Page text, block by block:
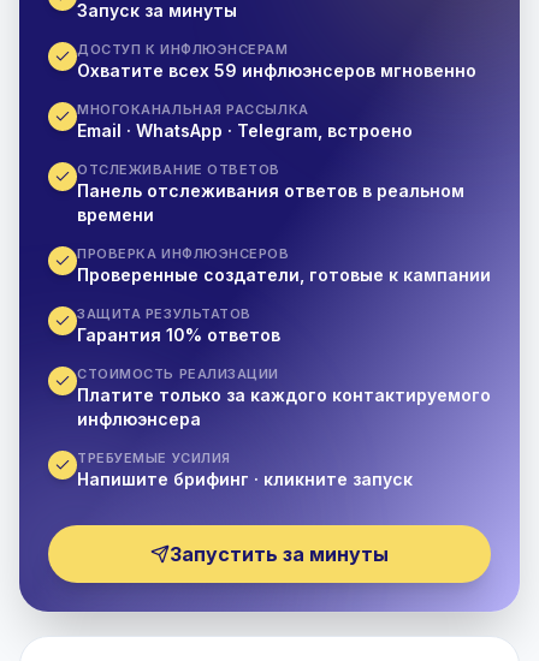
Запуск за минуты
ДОСТУП К ИНФЛЮЭНСЕРАМ
Охватите всех 59 инфлюэнсеров мгновенно
МНОГОКАНАЛЬНАЯ РАССЫЛКА
Email · WhatsApp · Telegram, встроено
ОТСЛЕЖИВАНИЕ ОТВЕТОВ
Панель отслеживания ответов в реальном
времени
ПРОВЕРКА ИНФЛЮЭНСЕРОВ
Проверенные создатели, готовые к кампании
ЗАЩИТА РЕЗУЛЬТАТОВ
Гарантия 10% ответов
СТОИМОСТЬ РЕАЛИЗАЦИИ
Платите только за каждого контактируемого
инфлюэнсера
ТРЕБУЕМЫЕ УСИЛИЯ
Напишите брифинг · кликните запуск
Запустить за минуты